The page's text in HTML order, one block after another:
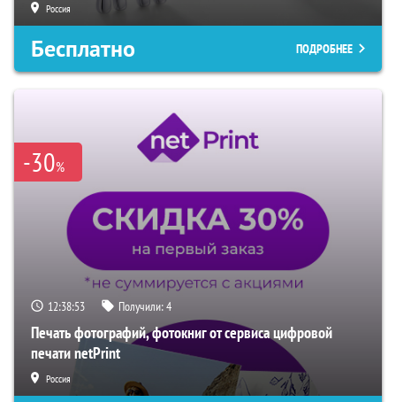
Россия
Бесплатно ПОДРОБНЕЕ
-30%
12:38:52 Получили:4
Печать фотографий, фотокниг от сервиса цифровой
печати netPrint
Россия